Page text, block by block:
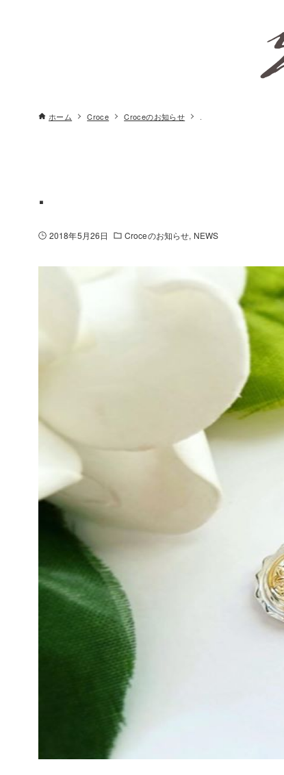
ホーム Croce Croceのお知らせ
.
2018年5月26日 Croceのお知らせ NEWS